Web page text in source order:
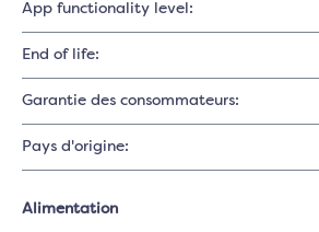
App functionality level:
End of life:
Garantie des consommateurs:
Pays d'origine:
Alimentation